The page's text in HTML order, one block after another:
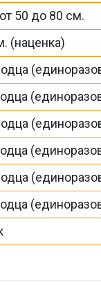
50 до 80 см.
(наценка)